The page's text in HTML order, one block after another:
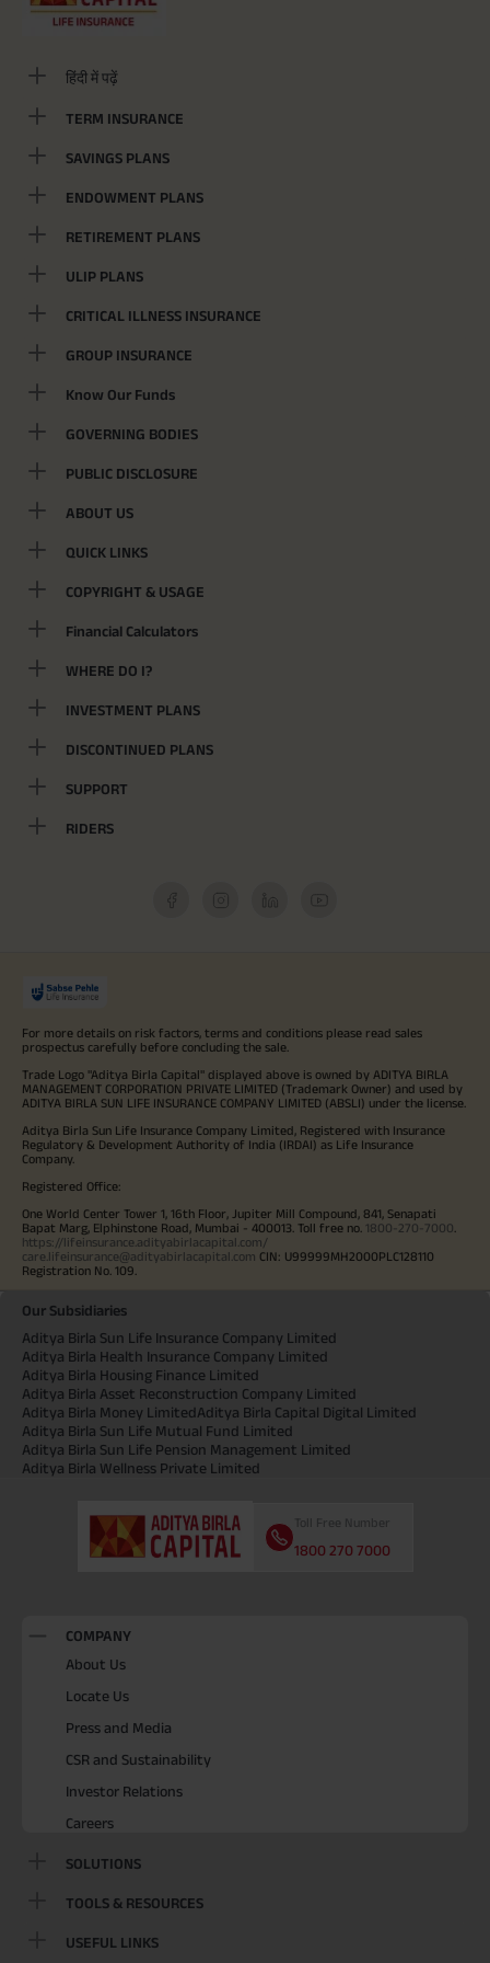
हिंदी में पढ़ें
TERM INSURANCE
SAVINGS PLANS
ENDOWMENT PLANS
RETIREMENT PLANS
ULIP PLANS
CRITICAL ILLNESS INSURANCE
GROUP INSURANCE
Know Our Funds
GOVERNING BODIES
PUBLIC DISCLOSURE
ABOUT US
QUICK LINKS
COPYRIGHT & USAGE
Financial Calculators
WHERE DO I?
INVESTMENT PLANS
DISCONTINUED PLANS
SUPPORT
RIDERS
For more details on risk factors, terms and conditions please read sales
prospectus carefully before concluding the sale.
Trade Logo "Aditya Birla Capital" displayed above is owned by ADITYA BIRLA
MANAGEMENT CORPORATION PRIVATE LIMITED (Trademark Owner) and used by
ADITYA BIRLA SUN LIFE INSURANCE COMPANY LIMITED (ABSLI) under the license.
Aditya Birla Sun Life Insurance Company Limited, Registered with Insurance
Regulatory & Development Authority of India (IRDAI) as Life Insurance
Company.
Registered Office:
One World Center Tower 1, 16th Floor, Jupiter Mill Compound, 841, Senapati
Bapat Marg, Elphinstone Road, Mumbai - 400013. Toll free no. 1800-270-7000
https://lifeinsurance.adityabirlacapital.com/
care.lifeinsurance@adityabirlacapital.com CIN: U99999MH2000PLC128110
Registration No. 109.
Our Subsidiaries
Aditya Birla Sun Life Insurance Company Limited
Aditya Birla Health Insurance Company Limited
Aditya Birla Housing Finance Limited
Aditya Birla Asset Reconstruction Company Limited
Aditya Birla Money LimitedAditya Birla Capital Digital Limited
Aditya Birla Sun Life Mutual Fund Limited
Aditya Birla Sun Life Pension Management Limited
Aditya Birla Wellness Private Limited
Toll Free Number
1800 270 7000
COMPANY
About Us
Locate Us
Press and Media
CSR and Sustainability
Investor Relations
Careers
SOLUTIONS
TOOLS & RESOURCES
USEFUL LINKS